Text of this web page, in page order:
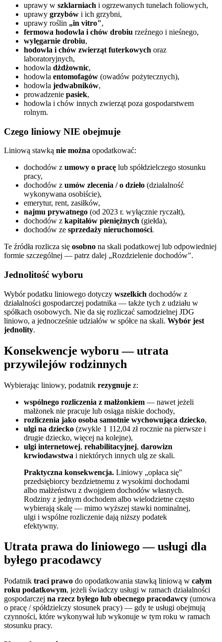
uprawy w szklarniach i ogrzewanych tunelach foliowych,
uprawy grzybów i ich grzybni,
uprawy roślin „in vitro",
fermowa hodowla i chów drobiu rzeźnego i nieśnego,
wylęgarnie drobiu,
hodowla i chów zwierząt futerkowych oraz
laboratoryjnych,
hodowla dżdżownic,
hodowla entomofagów (owadów pożytecznych),
hodowla jedwabników,
prowadzenie pasiek,
hodowla i chów innych zwierząt poza gospodarstwem
rolnym.
Czego liniowy NIE obejmuje
Liniową stawką nie można opodatkować:
dochodów z umowy o pracę lub spółdzielczego stosunku
pracy,
dochodów z umów zlecenia / o dzieło (działalność
wykonywana osobiście),
emerytur, rent, zasiłków,
najmu prywatnego (od 2023 r. wyłącznie ryczałt),
dochodów z kapitałów pieniężnych (giełda),
dochodów ze sprzedaży nieruchomości.
Te źródła rozlicza się osobno na skali podatkowej lub odpowiedniej
formie szczególnej — patrz dalej „Rozdzielenie dochodów".
Jednolitość wyboru
Wybór podatku liniowego dotyczy wszelkich dochodów z
działalności gospodarczej podatnika — także tych z udziału w
spółkach osobowych. Nie da się rozliczać samodzielnej JDG
liniowo, a jednocześnie udziałów w spółce na skali. Wybór jest
jednolity.
Konsekwencje wyboru — utrata
przywilejów rodzinnych
Wybierając liniowy, podatnik rezygnuje z:
wspólnego rozliczenia z małżonkiem — nawet jeżeli
małżonek nie pracuje lub osiąga niskie dochody,
rozliczenia jako osoba samotnie wychowująca dziecko,
ulgi na dziecko (zwykle 1 112,04 zł rocznie na pierwsze i
drugie dziecko, więcej na kolejne),
ulgi internetowej, rehabilitacyjnej, darowizn
krwiodawstwa i niektórych innych ulg ze skali.
Praktyczna konsekwencja. Liniowy „opłaca się"
przedsiębiorcy bezdzietnemu z wysokimi dochodami
albo małżeństwu z dwojgiem dochodów własnych.
Rodziny z jednym dochodem albo wielodzietne często
wybierają skalę — mimo wyższej stawki nominalnej,
ulgi i wspólne rozliczenie dają niższy podatek
efektywny.
Utrata prawa do liniowego — usługi dla
byłego pracodawcy
Podatnik traci prawo do opodatkowania stawką liniową w całym
roku podatkowym, jeżeli świadczy usługi w ramach działalności
gospodarczej na rzecz byłego lub obecnego pracodawcy (umowa
o pracę / spółdzielczy stosunek pracy) — gdy te usługi obejmują
czynności, które wykonywał lub wykonuje w tym roku w ramach
stosunku pracy.